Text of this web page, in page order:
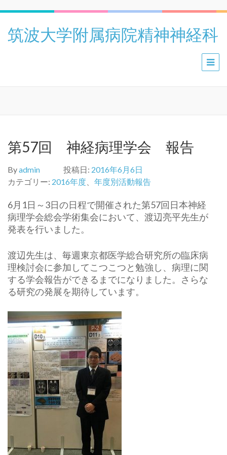
筑波大学附属病院精神神経科
第57回 神経病理学会 報告
Byadmin 投稿日: 2016年6月6日
カテゴリー: 2016年度 年度別活動報告
6月1日～3日の日程で開催された第57回日本神経
病理学会総会学術集会において、渡辺亮平先生が
発表を行いました。
渡辺先生は、毎週東京都医学総合研究所の臨床病
理検討会に参加してこつこつと勉強し、病理に関
する学会報告ができるまでになりました。さらな
る研究の発展を期待しています。